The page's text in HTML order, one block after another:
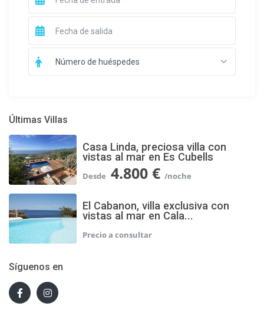
Número de huéspedes
Últimas Villas
Casa Linda, preciosa villa con
vistas al mar en Es Cubells
4.800 €
El Cabanon, villa exclusiva con
vistas al mar en Cala...
Síguenos en